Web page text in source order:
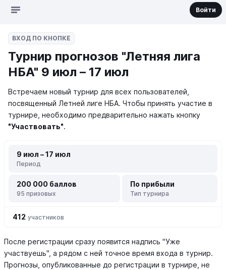
Войти
ВХОД ПО КНОПКЕ
Турнир прогнозов "Летняя лига
НБА" 9 июл – 17 июл
Встречаем новый турнир для всех пользователей,
посвященный Летней лиге НБА. Чтобы принять участие в
турнире, необходимо предварительно нажать кнопку
"Участвовать".
9 июл – 17 июл
Период
200 000 баллов
95 призовых
По прибыли
Тип турнира
412 участников
После регистрации сразу появится надпись "Уже
участвуешь", а рядом с ней точное время входа в турнир.
Прогнозы, опубликованные до регистрации в турнире, не